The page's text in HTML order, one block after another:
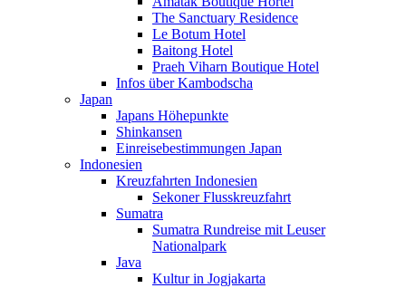
The Sanctuary Residence
Le Botum Hotel
Baitong Hotel
Praeh Viharn Boutique Hotel
Infos über Kambodscha
Japan
Japans Höhepunkte
Shinkansen
Einreisebestimmungen Japan
Indonesien
Kreuzfahrten Indonesien
Sekoner Flusskreuzfahrt
Sumatra
Sumatra Rundreise mit Leuser
Nationalpark
Java
Kultur in Jogjakarta